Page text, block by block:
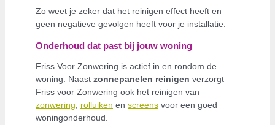
Zo weet je zeker dat het reinigen effect heeft en
geen negatieve gevolgen heeft voor je installatie.
Onderhoud dat past bij jouw woning
Friss Voor Zonwering is actief in en rondom de
woning. Naast zonnepanelen reinigen verzorgt
Friss voor Zonwering ook het reinigen van
zonwering
rolluiken en screens voor een goed
woningonderhoud.